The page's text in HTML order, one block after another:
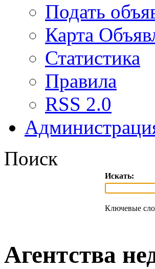
Подать
Карта
Статистика
Правила
RSS 2.0
Поиск
Искать:
Ключевые
Агентства